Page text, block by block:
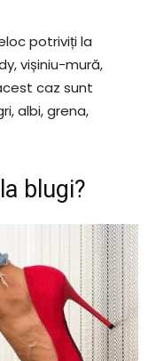
potriviți la
vișiniu-mură,
caz sunt
albi, grena,
blugi?